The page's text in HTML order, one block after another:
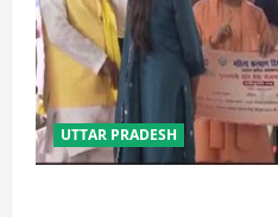
UTTAR PRADESH